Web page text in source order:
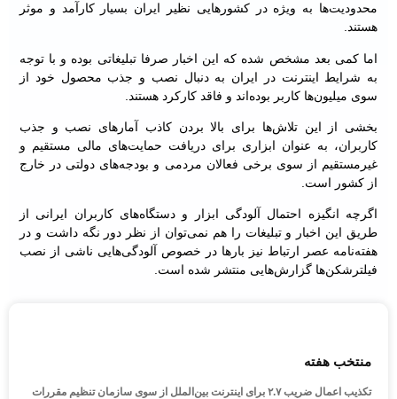
محدودیت‌ها به ویژه در کشورهایی نظیر ایران بسیار کارآمد و موثر
هستند.
اما کمی بعد مشخص شده که این اخبار صرفا تبلیغاتی بوده و با توجه
به شرایط اینترنت در ایران به دنبال نصب و جذب محصول خود از
سوی میلیون‌ها کاربر بوده‌اند و فاقد کارکرد هستند.
بخشی از این تلاش‌ها برای بالا بردن کاذب آمارهای نصب و جذب
کاربران، به عنوان ابزاری برای دریافت حمایت‌های مالی مستقیم و
غیرمستقیم از سوی برخی فعالان مردمی و بودجه‌های دولتی در خارج
از کشور است.
اگرچه انگیزه احتمال آلودگی ابزار و دستگاه‌های کاربران ایرانی از
طریق این اخبار و تبلیغات را هم نمی‌توان از نظر دور نگه داشت و در
هفته‌نامه عصر ارتباط نیز بارها در خصوص آلودگی‌هایی ناشی از نصب
فیلترشکن‌ها گزارش‌هایی منتشر شده است.
منتخب هفته
تکذیب اعمال ضریب ۲.۷ برای اینترنت بین‌الملل از سوی سازمان تنظیم مقررات